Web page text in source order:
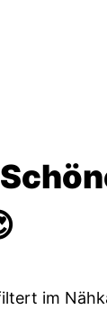
im